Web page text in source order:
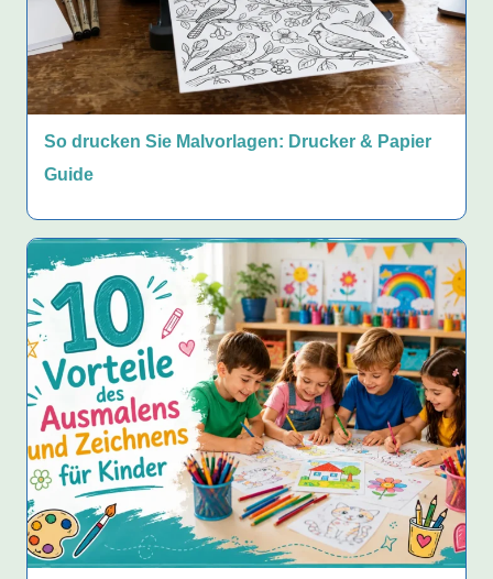
So drucken Sie Malvorlagen: Drucker & Papier
Guide